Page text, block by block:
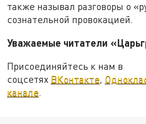
также называл разговоры о
сознательной провокацией.
Уважаемые читатели
Присоединяйтесь к нам в
соцсетях ВКонтакте
канале